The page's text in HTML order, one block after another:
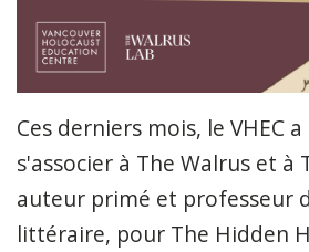
Ces derniers mois, le VHEC
s'associer à The Walrus et à
auteur primé et professeur
littéraire, pour The Hidden